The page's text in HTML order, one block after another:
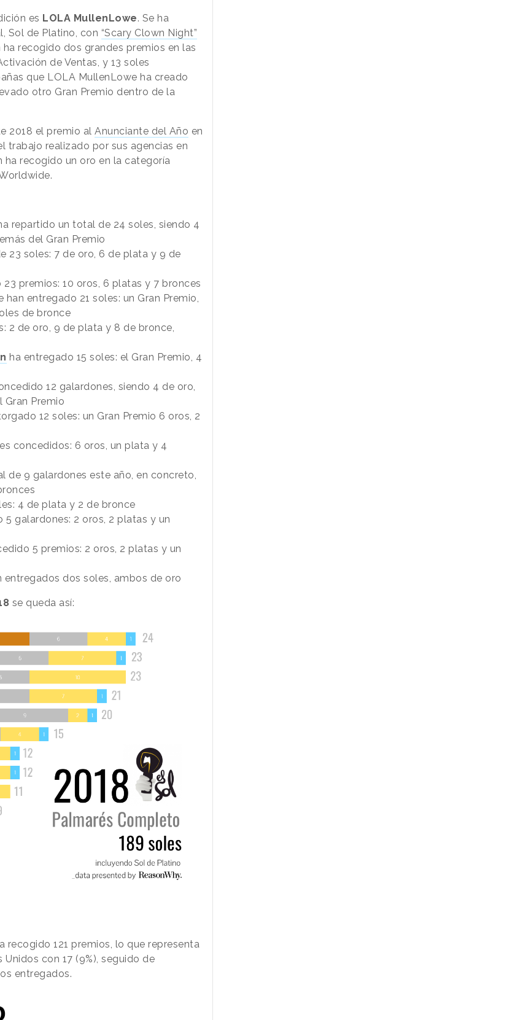
es LOLA MullenLowe. Se ha
Sol de Platino, con “Scary Clown Night”
recogido dos grandes premios en las
de Ventas, y 13 soles
que LOLA MullenLowe ha creado
otro Gran Premio dentro de la
2018 el premio al Anunciante del Año en
trabajo realizado por sus agencias en
recogido un oro en la categoría
repartido un total de 24 soles, siendo 4
del Gran Premio
23 soles: 7 de oro, 6 de plata y 9 de
premios: 10 oros, 6 platas y 7 bronces
han entregado 21 soles: un Gran Premio,
de bronce
2 de oro, 9 de plata y 8 de bronce,
ha entregado 15 soles: el Gran Premio, 4
12 galardones, siendo 4 de oro,
Premio
12 soles: un Gran Premio 6 oros, 2
concedidos: 6 oros, un plata y 4
de 9 galardones este año, en concreto,
4 de plata y 2 de bronce
5 galardones: 2 oros, 2 platas y un
5 premios: 2 oros, 2 platas y un
entregados dos soles, ambos de oro
se queda así:
recogido 121 premios, lo que representa
con 17 (9%), seguido de
entregados.